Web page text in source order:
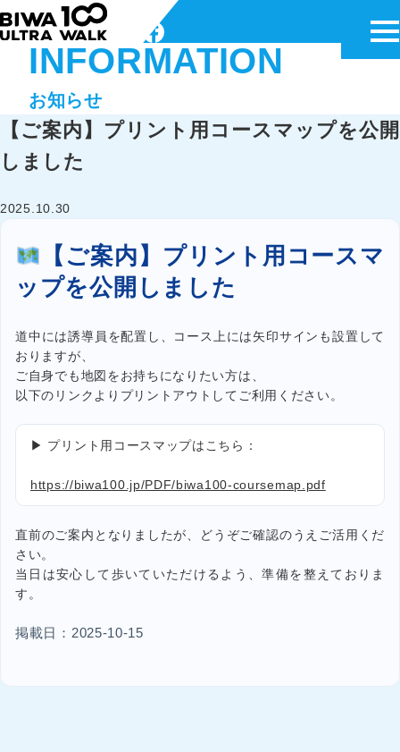
メ
新着情報
ボランティア募集
エントリーはこちら
お知らせ
INFORMATION
【ご案内】プリント用コースマップを公開
しました
2025.10.30
【ご案内】プリント用コースマ
ップを公開しました
道中には誘導員を配置し、コース上には矢印サインも設置して
おりますが、
ご自身でも地図をお持ちになりたい方は、
以下のリンクよりプリントアウトしてご利用ください。
▶ プリント用コースマップはこちら：
https://biwa100.jp/PDF/biwa100-coursemap.pdf
直前のご案内となりましたが、どうぞご確認のうえご活用くだ
さい。
当日は安心して歩いていただけるよう、準備を整えておりま
す。
掲載日：2025-10-15